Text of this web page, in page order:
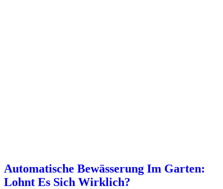
Automatische Bewässerung Im Garten:
Lohnt Es Sich Wirklich?